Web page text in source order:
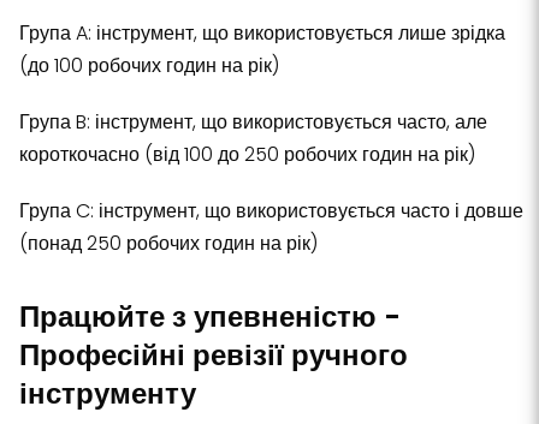
Група A: інструмент, що використовується лише зрідка
(до 100 робочих годин на рік)
Група B: інструмент, що використовується часто, але
короткочасно (від 100 до 250 робочих годин на рік)
Група C: інструмент, що використовується часто і довше
(понад 250 робочих годин на рік)
Працюйте з упевненістю -
Професійні ревізії ручного
інструменту